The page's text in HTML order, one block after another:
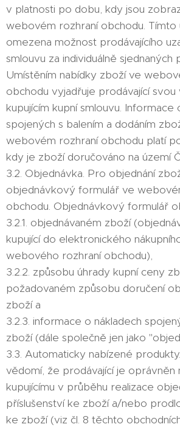
v platnosti po dobu, kdy jsou
webovém rozhraní obchodu. Tímto
omezena možnost prodávajícího
smlouvu za individuálně sjednaných
Umístěním nabídky zboží ve
obchodu vyjadřuje prodávající svou
kupujícím kupní smlouvu. Informace
spojených s balením a dodáním
webovém rozhraní obchodu platí
kdy je zboží doručováno na území
3.2. Objednávka. Pro objednání
objednávkový formulář ve
obchodu. Objednávkový formulář
3.2.1. objednávaném zboží
kupující do elektronického
webového rozhraní obchodu),
3.2.2. způsobu úhrady kupní ceny
požadovaném způsobu doručení
zboží a
3.2.3. informace o nákladech
zboží (dále společně jen jako
3.3. Automaticky nabízené
vědomí, že prodávající je oprávněn
kupujícímu v průběhu realizace
příslušenství ke zboží a/nebo
ke zboží (viz čl. 8 těchto